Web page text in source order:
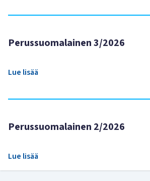
Perussuomalainen 3/2026
Lue lisää
Perussuomalainen 2/2026
Lue lisää